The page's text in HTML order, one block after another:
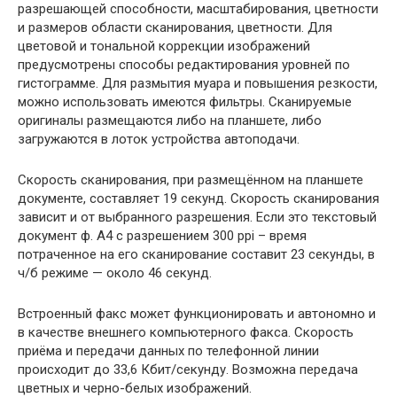
разрешающей способности, масштабирования, цветности
и размеров области сканирования, цветности. Для
цветовой и тональной коррекции изображений
предусмотрены способы редактирования уровней по
гистограмме. Для размытия муара и повышения резкости,
можно использовать имеются фильтры. Сканируемые
оригиналы размещаются либо на планшете, либо
загружаются в лоток устройства автоподачи.
Скорость сканирования, при размещённом на планшете
документе, составляет 19 секунд. Скорость сканирования
зависит и от выбранного разрешения. Если это текстовый
документ ф. А4 с разрешением 300 ppi – время
потраченное на его сканирование составит 23 секунды, в
ч/б режиме — около 46 секунд.
Встроенный факс может функционировать и автономно и
в качестве внешнего компьютерного факса. Скорость
приёма и передачи данных по телефонной линии
происходит до 33,6 Кбит/секунду. Возможна передача
цветных и черно-белых изображений.